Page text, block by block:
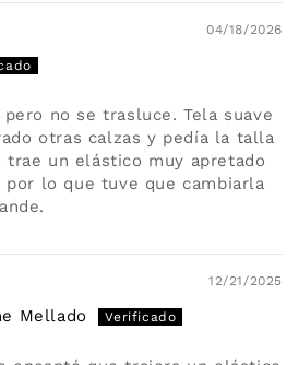
04/18/2026
no se trasluce. Tela suave
otras calzas y pedía la talla
trae un elástico muy apretado
lo que tuve que cambiarla
12/21/2025
Mellado